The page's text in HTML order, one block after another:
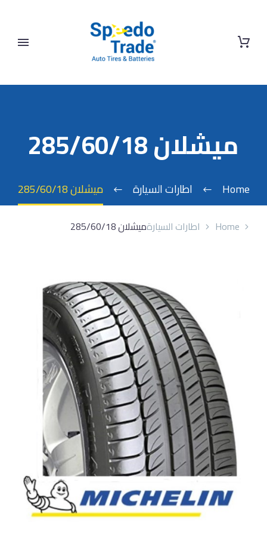
English
ميشلان 285/60/18
Home اطارات السيارة ميشلان 285/60/18
Home اطارات السيارةميشلان 285/60/18